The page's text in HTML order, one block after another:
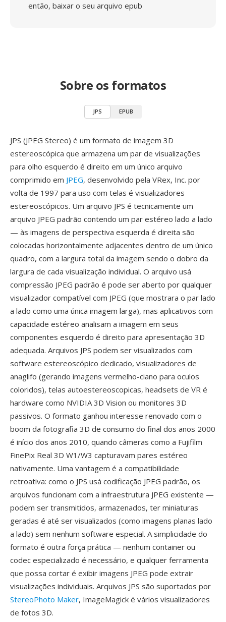
então, baixar o seu arquivo epub
Sobre os formatos
JPS EPUB
JPS (JPEG Stereo) é um formato de imagem 3D
estereoscópica que armazena um par de visualizações
para olho esquerdo é direito em um único arquivo
comprimido em JPEG, desenvolvido pela VRex, Inc. por
volta de 1997 para uso com telas é visualizadores
estereoscópicos. Um arquivo JPS é tecnicamente um
arquivo JPEG padrão contendo um par estéreo lado a lado
— às imagens de perspectiva esquerda é direita são
colocadas horizontalmente adjacentes dentro de um único
quadro, com a largura total da imagem sendo o dobro da
largura de cada visualização individual. O arquivo usá
compressão JPEG padrão é pode ser aberto por qualquer
visualizador compatível com JPEG (que mostrara o par lado
a lado como uma única imagem larga), mas aplicativos com
capacidade estéreo analisam a imagem em seus
componentes esquerdo é direito para apresentação 3D
adequada. Arquivos JPS podem ser visualizados com
software estereoscópico dedicado, visualizadores de
anaglifo (gerando imagens vermelho-ciano para oculos
coloridos), telas autoestereoscopicas, headsets de VR é
hardware como NVIDIA 3D Vision ou monitores 3D
passivos. O formato ganhou interesse renovado com o
boom da fotografia 3D de consumo do final dos anos 2000
é início dos anos 2010, quando câmeras como a Fujifilm
FinePix Real 3D W1/W3 capturavam pares estéreo
nativamente. Uma vantagem é a compatibilidade
retroativa: como o JPS usá codificação JPEG padrão, os
arquivos funcionam com a infraestrutura JPEG existente —
podem ser transmitidos, armazenados, ter miniaturas
geradas é até ser visualizados (como imagens planas lado
a lado) sem nenhum software especial. A simplicidade do
formato é outra força prática — nenhum container ou
codec especializado é necessário, e qualquer ferramenta
que possa cortar é exibir imagens JPEG pode extrair
visualizações individuais. Arquivos JPS são suportados por
StereoPhoto Maker, ImageMagick é vários visualizadores
de fotos 3D.